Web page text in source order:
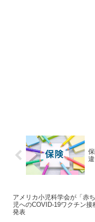
アメリカ小児科学会が「赤
児へのCOVID-19ワクチン接
発表